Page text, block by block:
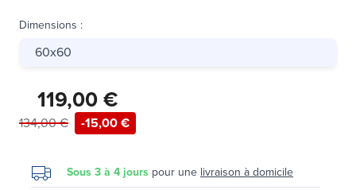
Dimensions :
60x60
119,00 €
134,00 € -15,00 €
Sous 3 à 4 jours pour unelivraison à domicile